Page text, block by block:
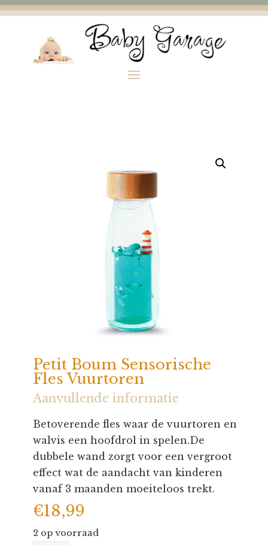
Petit Boum Sensorische
Fles Vuurtoren
Aanvullende informatie
Betoverende fles waar de vuurtoren en
walvis een hoofdrol in spelen.De
dubbele wand zorgt voor een vergroot
effect wat de aandacht van kinderen
vanaf 3 maanden moeiteloos trekt.
€18,99
2 op voorraad